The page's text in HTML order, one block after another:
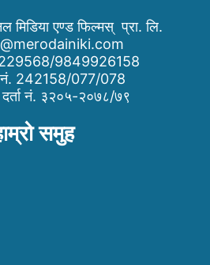
मिडिया एण्ड फिल्मस् प्रा. लि.
9849926158
नं. 242158/077/078
दर्ता नं. ३२०५-२०७८/७९
समुह